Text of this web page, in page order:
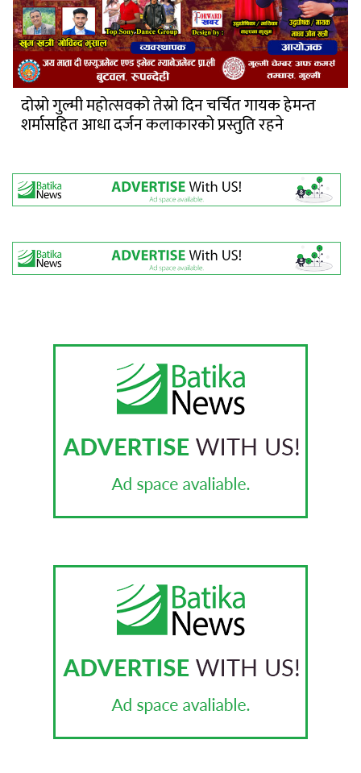
दोस्रो गुल्मी महोत्सवको तेस्रो दिन चर्चित गायक हेमन्त
शर्मासहित आधा दर्जन कलाकारको प्रस्तुति रहने